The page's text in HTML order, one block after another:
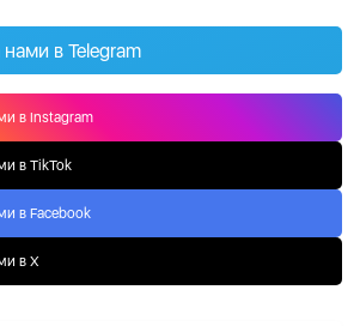
в Telegram
в Instagram
в TikTok
в Facebook
в X